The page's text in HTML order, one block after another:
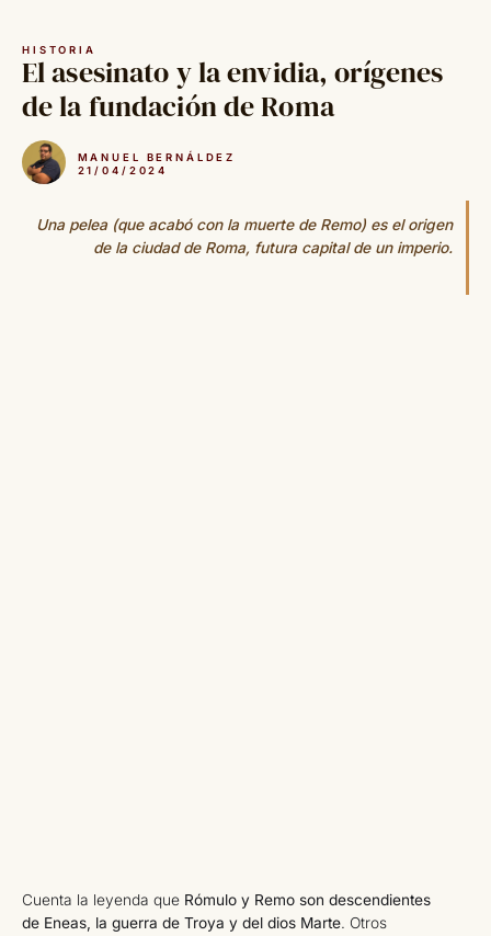
contenido
HISTORIA
El asesinato y la envidia, orígenes
de la fundación de Roma
MANUEL BERNÁLDEZ
21/04/2024
Una pelea (que acabó con la muerte de Remo) es el origen
de la ciudad de Roma, futura capital de un imperio.
Cuenta la leyenda que Rómulo y Remo son descendientes
de Eneas, la guerra de Troya y del dios Marte. Otros